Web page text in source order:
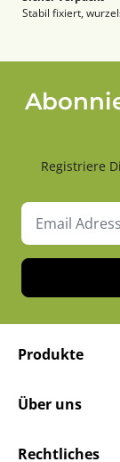
Stabil fixiert,
Registriere
Produkte
Über uns
Rechtliches